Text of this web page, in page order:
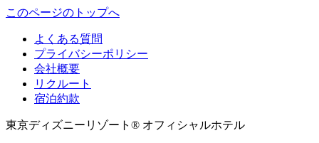
このページのトップへ
よくある質問
プライバシーポリシー
会社概要
リクルート
宿泊約款
東京ディズニーリゾート® オフィシャルホテル